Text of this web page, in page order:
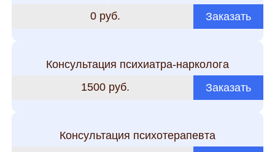
0 руб.
Заказать
Консультация психиатра-нарколога
1500 руб.
Заказать
Консультация психотерапевта